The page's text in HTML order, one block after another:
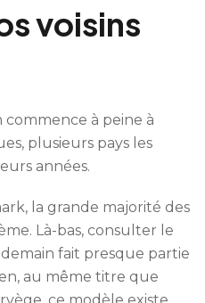
voisins
commence à peine à
plusieurs pays les
années.
la grande majorité des
Là-bas, consulter le
fait presque partie
au même titre que